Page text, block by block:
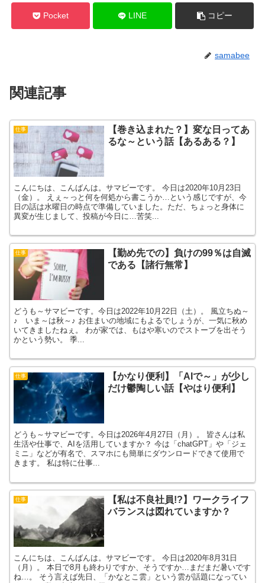
Pocket LINE コピー
samabee
関連記事
仕事
【巻き込まれた？】変な日ってあ
るな～という話【あるある？】
こんにちは、こんばんは。サマビーです。 今日は2020年10月23日
（金）。 えぇ～っと何を何処から書こうか…という感じですが、今
日の話は水曜日の時点で準備していました。ただ、ちょっと身体に
異変が生じまして、投稿が今日に…苦笑...
仕事
【勤め先での】負けの99％は自滅
である【諸行無常】
どうも～サマビーです。今日は2022年10月22日（土）。 風立ちぬ～
♪ いま～は秋～♪ お住まいの地域にもよるでしょうが、一気に秋め
いてきましたねぇ。 わが家では、もはや寒いのでストーブを出そう
かという勢い。 季...
仕事
【かなり便利】「AIで～」が少し
だけ鬱陶しい話【やはり便利】
どうも～サマビーです。今日は2026年4月27日（月）。 皆さんは私
生活や仕事で、AIを活用していますか？ 今は「chatGPT」や「ジェ
ミニ」などが有名で、スマホにも簡単にダウンロードできて使用で
きます。 私は特に仕事...
仕事
【私は不良社員!?】ワークライフ
バランスは図れていますか？
こんにちは、こんばんは。サマビーです。 今日は2020年8月31日
（月）。 本日で8月も終わりですか、そうですか…まだまだ暑いです
ね…。 そう言えば先日、「かなとこ雲」という雲が話題になってい